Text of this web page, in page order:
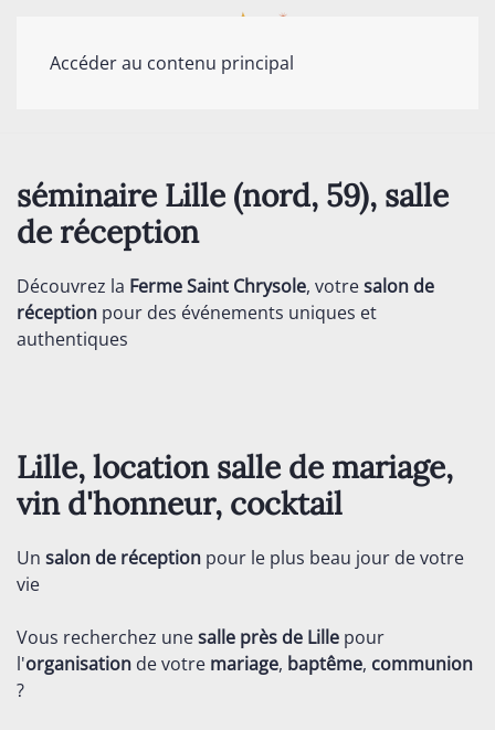
Accéder au contenu principal
séminaire Lille (nord, 59), salle
de réception
Découvrez la Ferme Saint Chrysole, votresalon de
réception pour des événements uniques et
authentiques
Lille, location salle de mariage,
vin d'honneur, cocktail
Un salon de réception pour le plus beau jour de votre
vie
Vous recherchez unesalle près de Lille pour
l'organisation de votre mariage, baptême, communion
?